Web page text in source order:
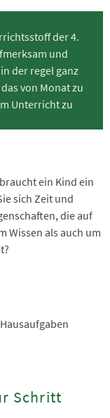
der 4.
und
der regel ganz
von Monat zu
Unterricht zu
ein Kind ein
sich Zeit und
die auf
Wissen als auch um
Schritt